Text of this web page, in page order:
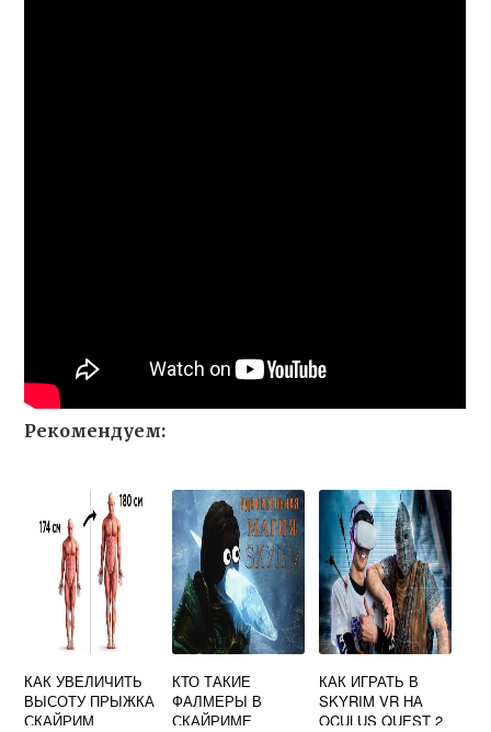
Рекомендуем:
КАК УВЕЛИЧИТЬ
ВЫСОТУ ПРЫЖКА
СКАЙРИМ
КТО ТАКИЕ
ФАЛМЕРЫ В
СКАЙРИМЕ
КАК ИГРАТЬ В
SKYRIM VR НА
OCULUS QUEST 2